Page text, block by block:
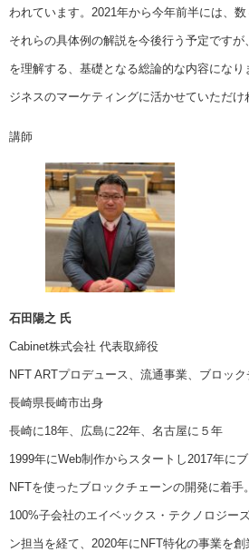
われています。2021年から今年前半には、数
それらの具体例の解説を今後行う予定です
を理解する、基礎となる総論的な内容にな
ジネスのマーケティングに活かせていただけ
講師
石田陽之 氏
Cabinet株式会社 代表取締役
NFT ARTプロデュース、流通事業、ブロッ
長崎県長崎市出身
長崎に18年、広島に22年、名古屋に５年
1999年にWeb制作からスタートし2017年に
NFTを使ったブロックチェーンの開発に着手
100%子会社のエイベックス・テクノロジー
ン担当を経て、2020年にNFT特化の事業を創